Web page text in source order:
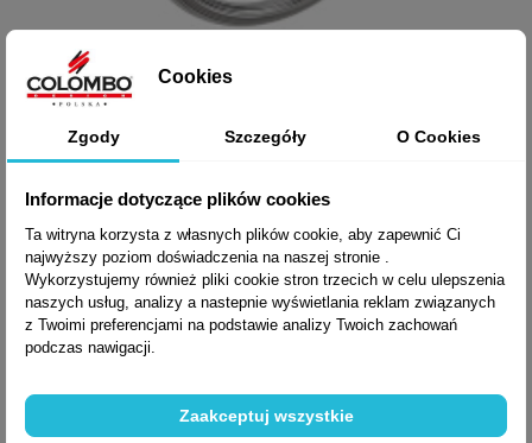
WIESZAK NA RĘCZNIK
HERMITAGE B3331
890,91 zł brutto
Cookies
Zgody Szczegóły O Cookies
Informacje dotyczące plików cookies
Ta witryna korzysta z własnych plików cookie, aby zapewnić Ci
najwyższy poziom doświadczenia na naszej stronie .
Wykorzystujemy również pliki cookie stron trzecich w celu ulepszenia
naszych usług, analizy a nastepnie wyświetlania reklam związanych
z Twoimi preferencjami na podstawie analizy Twoich zachowań
podczas nawigacji.
Zaakceptuj wszystkie